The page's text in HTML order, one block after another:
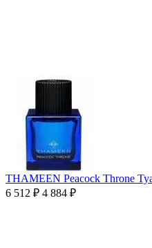
THAMEEN Peacock Throne
6 512 ₽ 4 884 ₽